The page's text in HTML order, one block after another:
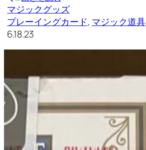
マジックグッズ
プレーイングカード, マジック道具
6.18.23